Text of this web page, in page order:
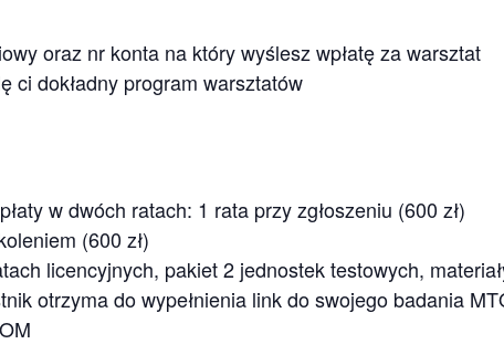
oraz nr konta na który wyślesz wpłatę za warsztat
ci dokładny program warsztatów
w dwóch ratach: 1 rata przy zgłoszeniu (600 zł)
(600 zł)
licencyjnych, pakiet 2 jednostek testowych,
otrzyma do wypełnienia link do swojego badania